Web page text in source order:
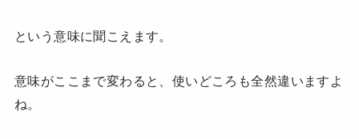
という意味に聞こえます。
意味がここまで変わると、使いどころも全然違いますよ
ね。